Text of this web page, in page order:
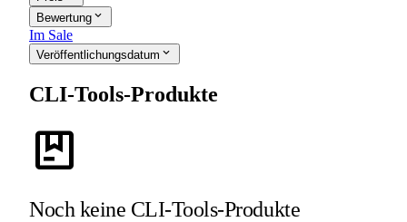
Bewertung expand_more
Im Sale
Veröffentlichungsdatum expand_more
CLI-Tools-Produkte
package
Noch keine CLI-Tools-Produkte